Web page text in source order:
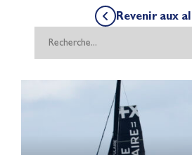
Revenir aux